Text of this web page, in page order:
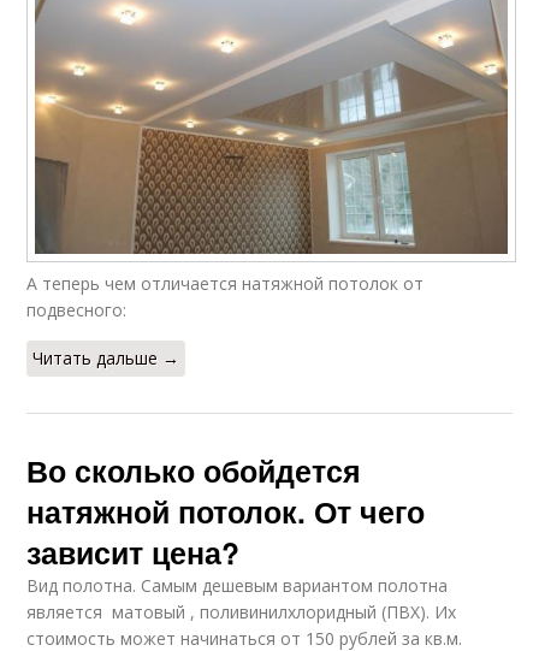
А теперь чем отличается натяжной потолок от
подвесного:
Читать дальше →
Во сколько обойдется
натяжной потолок. От чего
зависит цена?
Вид полотна. Самым дешевым вариантом полотна
является матовый , поливинилхлоридный (ПВХ). Их
стоимость может начинаться от 150 рублей за кв.м.